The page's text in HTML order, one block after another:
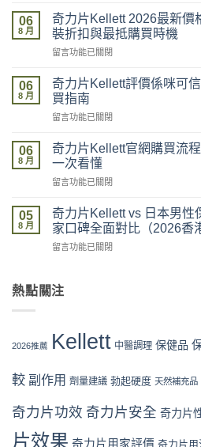
力
片
Kellett
邊
買
最
安
全？
網
vs
房
網
店
代
險
全
析〉
中
06
8 月
奇力片Kellett 2026最新價
裝折扣與最抵購買時機
在
力
片
Kellett
2026
新
攻
官
網
惠、
裝
與
最
購
買
機〉
留言功能已關閉
06
8 月
奇力片Kellett評價係咪可
買指南
在
力
片
Kellett
評
係
咪
可
信？
評
與
購
指
中
留言功能已關閉
06
8 月
奇力片Kellett官網購買流
一次看懂
在
力
片
Kellett
官
買
整
從
單
收
留言功能已關閉
05
8 月
奇力片Kellett vs 日本男性
家口碑全面對比（2026香
在
片
Kellett
本
保
品：
成
分、
留言功能已關閉
熱點關注
2026推薦 Kellett 中醫調理 保健品
較 副作用 劑量建議 勃起硬度 天然補充品
奇力片功效 奇力片安全 奇力片
片效果 奇力片用家評價 奇力片用